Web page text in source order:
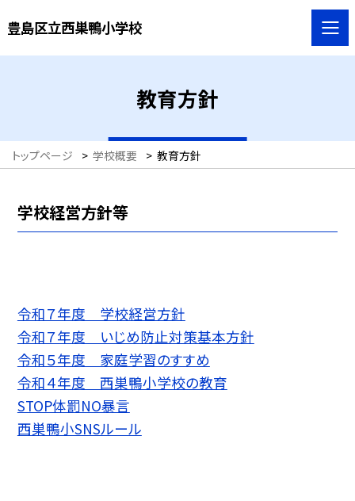
豊島区立西巣鴨小学校
教育方針
トップページ > 学校概要 > 教育方針
学校経営方針等
令和７年度 学校経営方針
令和７年度 いじめ防止対策基本方針
令和５年度 家庭学習のすすめ
令和４年度 西巣鴨小学校の教育
STOP体罰NO暴言
西巣鴨小SNSルール